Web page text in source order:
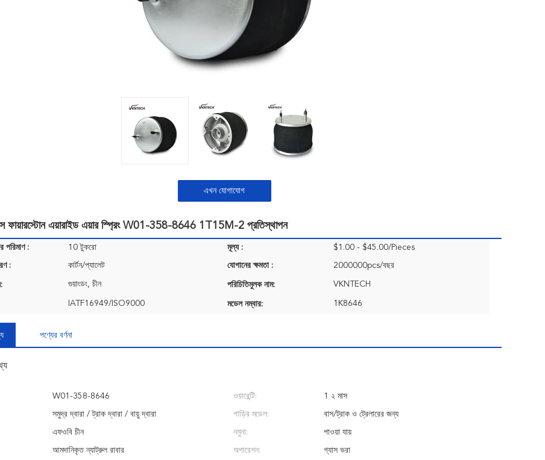
এখন যোগাযোগ
ফায়ারস্টোন এয়ারাইড এয়ার স্প্রিং W01-358-8646 1T15M-2 প্রতিস্থাপন
পরিমাণ : 10 টুকরো মূল্য : $1.00 - $45.00/Pieces
: কার্টন/প্যালেট যোগানের ক্ষমতা : 2000000pcs/বছর
গুয়াংডং, চীন পরিচিতিমুলক নাম: VKNTECH
IATF16949/ISO9000 মডেল নম্বার: 1K8646
পণ্যের বর্ণনা
W01-358-8646 ওয়ারেন্টি: 1 ২ মাস
সমুদ্র দ্বারা / ট্রাক দ্বারা / বায়ু দ্বারা গাড়ির মডেল: বাস/ট্রাক ও ট্রেলারের জন্য
এফওবি চীন নমুনা: পাওয়া যায়
আমদানিকৃত ন্যাট্রুল রাবার অপারেশন: গ্যাস ভরা